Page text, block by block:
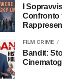
Confronto
FILM CRIME
Bandit: Storia e